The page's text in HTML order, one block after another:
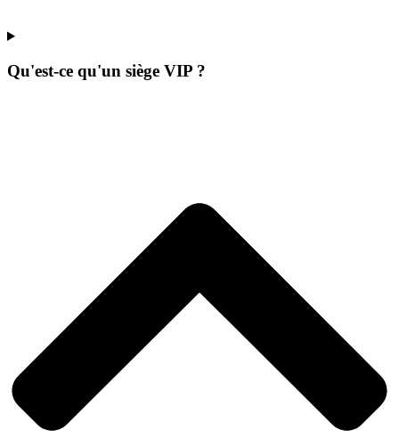
Qu'est-ce qu'un siège VIP ?